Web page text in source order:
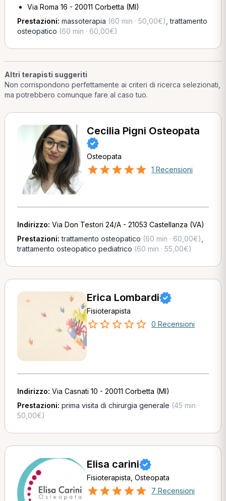
Via Roma 16 - 20011 Corbetta (MI)
Prestazioni: massoterapia (60 min · 50,00€) ,trattamento
osteopatico (60 min · 60,00€)
Altri terapisti suggeriti
Non corrispondono perfettamente ai criteri di ricerca selezionati,
ma potrebbero comunque fare al caso tuo.
Cecilia Pigni Osteopata
Osteopata
1 Recensioni
Indirizzo: Via Don Testori 24/A - 21053 Castellanza (VA)
Prestazioni:trattamento osteopatico (60 min · 60,00€)
trattamento osteopatico pediatrico (60 min · 55,00€)
Erica Lombardi
Fisioterapista
0 Recensioni
Indirizzo: Via Casnati 10 - 20011 Corbetta (MI)
Prestazioni: prima visita di chirurgia generale (45 min ·
50,00€)
Elisa carini
Fisioterapista, Osteopata
7 Recensioni